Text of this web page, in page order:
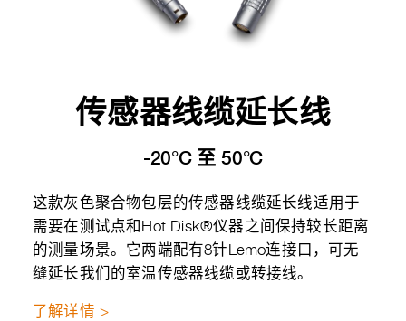
传感器线缆延长线
-20°C 至 50°C
这款灰色聚合物包层的传感器线缆延长线适用于
需要在测试点和Hot Disk®仪器之间保持较长距离
的测量场景。它两端配有8针Lemo连接口，可无
缝延长我们的室温传感器线缆或转接线。
了解详情 >